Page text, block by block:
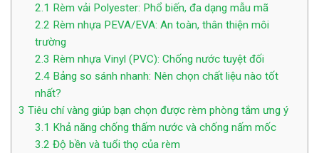
2.1 Rèm vải Polyester: Phổ biến, đa dạng mẫu mã
2.2 Rèm nhựa PEVA/EVA: An toàn, thân thiện môi
trường
2.3 Rèm nhựa Vinyl (PVC): Chống nước tuyệt đối
2.4Bảng so sánh nhanh: Nên chọn chất liệu nào tốt
nhất?
3 Tiêu chí vàng giúp bạn chọn được rèm phòng tắm ưng ý
3.1 Khả năng chống thấm nước và chống nấm mốc
3.2 Độ bền và tuổi thọ của rèm